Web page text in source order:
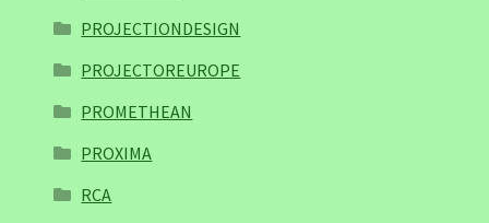
PROJECTIONDESIGN
PROJECTOREUROPE
PROMETHEAN
PROXIMA
RCA